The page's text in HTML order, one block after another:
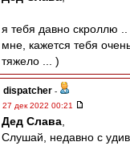
я тебя давно скроллю
мне, кажется тебя
тяжело ... )
dispatcher -
27 дек 2022 00:21
Дед Слава
Слушай, недавно с